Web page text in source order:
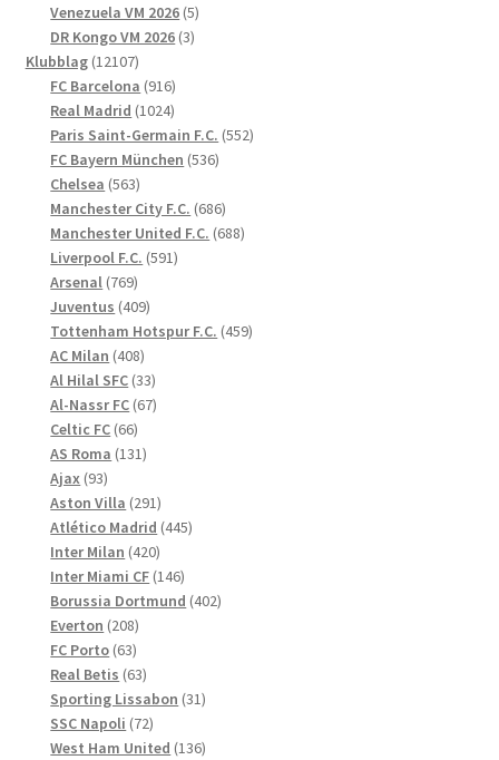
produkter
Venezuela VM 2026 55
DR Kongo VM 2026 33
Klubblag 1210712107
produkter
FC Barcelona 916916
produkter
Real Madrid 10241024
produkter
Paris Saint-Germain F.C. 552552
FC Bayern München 536536
Chelsea 563563
produkter
Manchester City F.C. 686686
produkter
Manchester United F.C. 688688
Liverpool F.C. 591591
Arsenal 769769
produkter
Juventus 409409
produkter
Tottenham Hotspur F.C. 459459
AC Milan 408408
produkter
Al Hilal SFC 3333
produkter
Al-Nassr FC 6767
Celtic FC 6666
produkter
AS Roma 131131
Ajax 9393
produkter
Aston Villa 291291
produkter
Atlético Madrid 445445
Inter Milan 420420
produkter
Inter Miami CF 146146
produkter
Borussia Dortmund 402402
Everton 208208
produkter
FC Porto 6363
produkter
Real Betis 6363
produkter
Sporting Lissabon 3131
SSC Napoli 7272
produkter
West Ham United 136136